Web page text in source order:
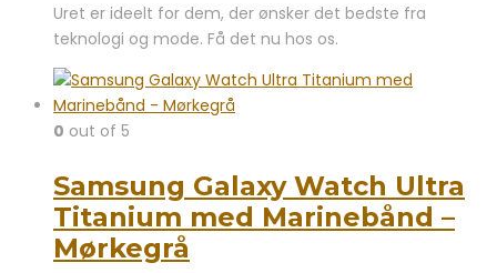
Uret er ideelt for dem, der ønsker det bedste fra
teknologi og mode. Få det nu hos os.
0 out of 5
Samsung Galaxy Watch Ultra
Titanium med Marinebånd –
Mørkegrå